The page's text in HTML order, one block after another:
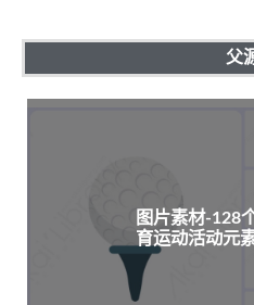
父
图片素材-128
育运动活动元